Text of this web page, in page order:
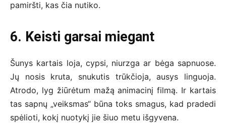
pamiršti, kas čia nutiko.
6. Keisti garsai miegant
Šunys kartais loja, cypsi, niurzga ar bėga sapnuose.
Jų nosis kruta, snukutis trūkčioja, ausys linguoja.
Atrodo, lyg žiūrėtum mažą animacinį filmą. Ir kartais
tas sapnų „veiksmas“ būna toks smagus, kad pradedi
spėlioti, kokį nuotykį jie šiuo metu išgyvena.